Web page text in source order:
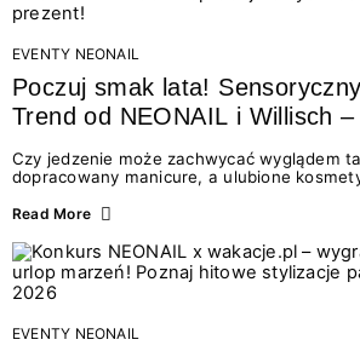
EVENTY NEONAIL
Poczuj smak lata!
Trend od NEONAIL i Willisch
nowych lodów i odbierz prezent!
Czy jedzenie może zachwycać wyglądem
dopracowany manicure, a ulubione
świata beauty i oszałamiających deserów
zmysłami: przez soczysty kolor, aksamitną
orzeźwiający zapach i słodki akcent na
NEONAIL łączy siły z marką Willisch,
na styku jedzenia i piękna....
Read More
EVENTY NEONAIL